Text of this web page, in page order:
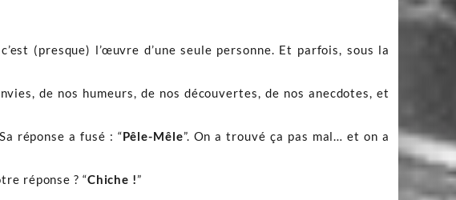
(presque) l’œuvre d’une seule personne. Et parfois, sous la
de nos humeurs, de nos découvertes, de nos anecdotes, et
réponse a fusé : “Pêle-Mêle”. On a trouvé ça pas mal… et on a
réponse ? “Chiche !”